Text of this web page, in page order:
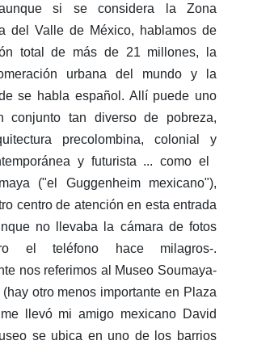
si se considera la Zona
del Valle de México, hablamos de
total de más de 21 millones, la
urbana del mundo y la
se habla español. Allí puede uno
conjunto tan diverso de pobreza,
precolombina, colonial y
y futurista ... como el
("el Guggenheim mexicano"),
centro de atención en esta entrada
no llevaba la cámara de fotos
el teléfono hace milagros-.
nos referimos al Museo Soumaya-
otro menos importante en Plaza
llevó mi amigo mexicano David
se ubica en uno de los barrios